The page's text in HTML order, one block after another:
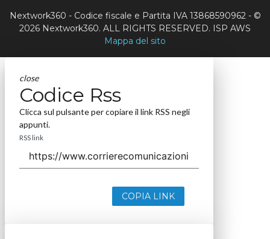
Nextwork360 - Codice fiscale e Partita IVA 13868590962 - ©
2026 Nextwork360. ALL RIGHTS RESERVED. ISP AWS
Mappa del sito
close
Codice Rss
Clicca sul pulsante per copiare il link RSS negli
appunti.
RSS link
COPIA LINK